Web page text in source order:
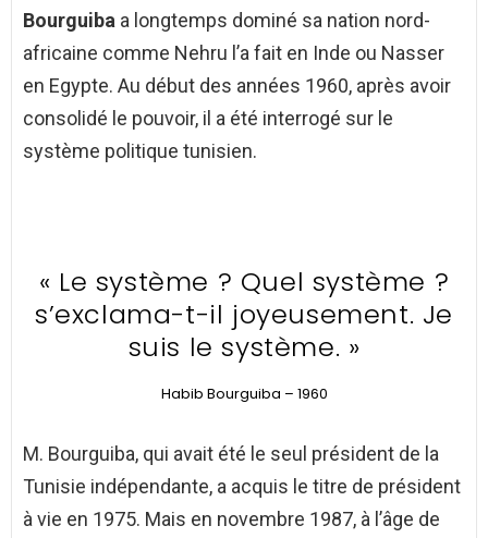
Bourguiba a longtemps dominé sa nation nord-
africaine comme Nehru l’a fait en Inde ou Nasser
en Egypte. Au début des années 1960, après avoir
consolidé le pouvoir, il a été interrogé sur le
système politique tunisien.
« Le système ? Quel système ?
s’exclama-t-il joyeusement. Je
suis le système. »
Habib Bourguiba – 1960
M. Bourguiba, qui avait été le seul président de la
Tunisie indépendante, a acquis le titre de président
à vie en 1975. Mais en novembre 1987, à l’âge de